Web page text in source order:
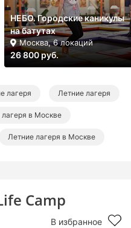
Camp
В избранное
НЕБО. Городские каникулы
на батутах
Москва, 6 локаций
26 800 руб.
лагеря Летние лагеря
лагеря в Москве
Летние лагеря в Москве